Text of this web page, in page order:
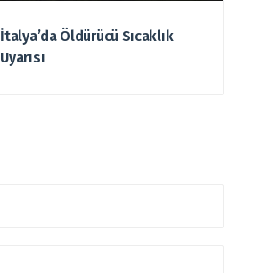
İtalya’da Öldürücü Sıcaklık
Uyarısı